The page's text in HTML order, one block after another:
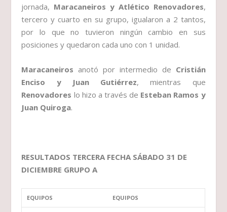
jornada, Maracaneiros y Atlético Renovadores,
tercero y cuarto en su grupo, igualaron a 2 tantos,
por lo que no tuvieron ningún cambio en sus
posiciones y quedaron cada uno con 1 unidad.
Maracaneiros anotó por intermedio de Cristián
Enciso y Juan Gutiérrez, mientras que
Renovadores lo hizo a través de Esteban Ramos y
Juan Quiroga.
RESULTADOS TERCERA FECHA SÁBADO 31 DE
DICIEMBRE GRUPO A
EQUIPOS EQUIPOS